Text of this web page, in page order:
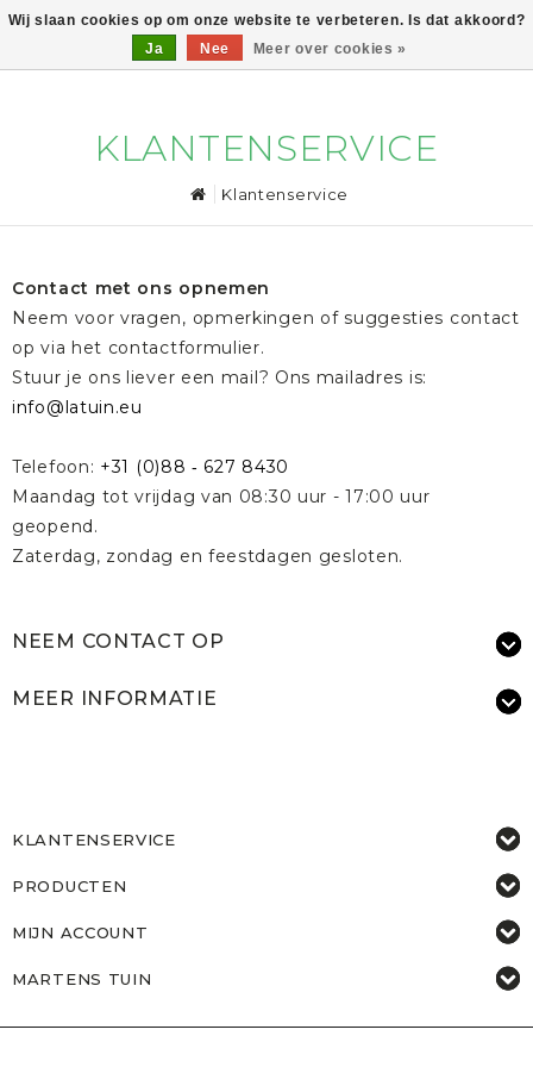
0
KLANTENSERVICE
Klantenservice
Contact met ons opnemen
Neem voor vragen, opmerkingen of suggesties contact
op via het contactformulier.
Stuur je ons liever een mail? Ons mailadres is:
info@latuin.eu
Telefoon: +31 (0)88 ‐ 627 8430
Maandag tot vrijdag van 08:30 uur - 17:00 uur
geopend.
Zaterdag, zondag en feestdagen gesloten.
NEEM CONTACT OP
MEER INFORMATIE
KLANTENSERVICE
PRODUCTEN
MIJN ACCOUNT
MARTENS TUIN
Wij slaan cookies op om onze website te verbeteren. Is dat akkoord?
Ja
Nee Meer over cookies »